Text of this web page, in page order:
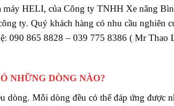
máy HELI, của Công ty TNHH Xe nâng
ty. Quý khách hàng có nhu cầu nghiên
090 865 8828 – 039 775 8386 ( Mr Thao
NHỮNG DÒNG NÀO?
dòng. Mỗi dòng đều có thể đáp ứng được